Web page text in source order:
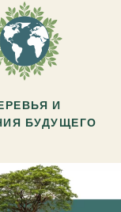
И
БУДУЩЕГО